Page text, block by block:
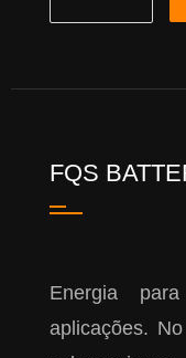
FQS
Energia
aplicações.